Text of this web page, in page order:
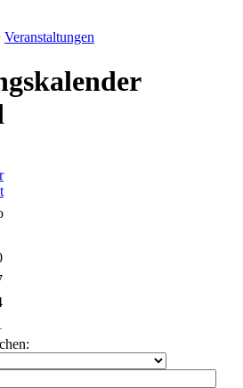
Veranstaltungen